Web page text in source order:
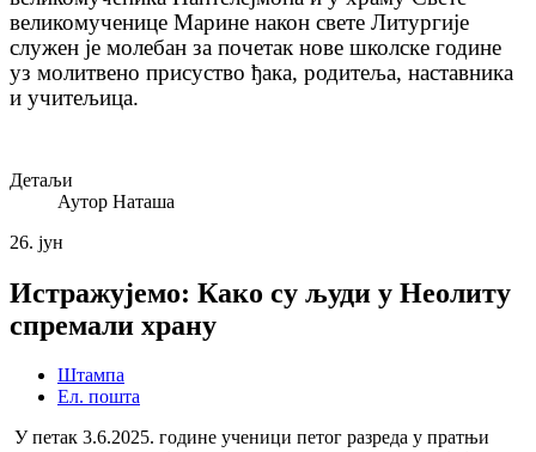
великомученице Марине након свете Литургије
служен је молебан за почетак нове школске године
уз молитвено присуство ђака, родитеља, наставника
и учитељица.
Детаљи
Аутор Наташа
26. јун
Истражујемо: Како су људи у Неолиту
спремали храну
Штампа
Ел. пошта
У петак 3.6.2025. године ученици петог разреда у пратњи